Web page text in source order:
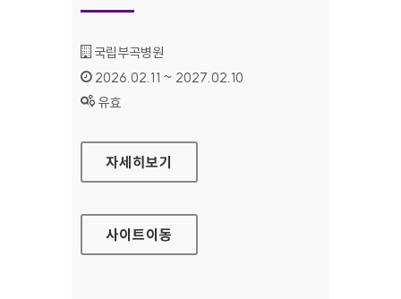
기관명 :
국립부곡병원
인증기간 :
2026.02.11 ~ 2027.02.10
상태 :
유효
국립부곡병원
자세히보기
사이트이동